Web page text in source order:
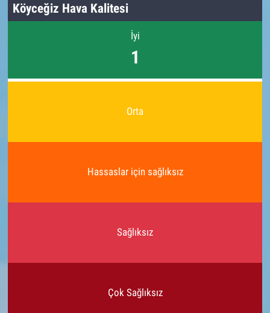
Köyceğiz Hava Kalitesi
İyi
1
Orta
Hassaslar için sağlıksız
Sağlıksız
Çok Sağlıksız